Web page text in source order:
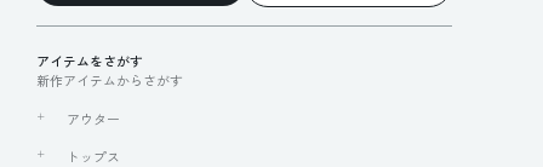
アイテムをさがす
新作アイテムからさがす
アウター
トップス